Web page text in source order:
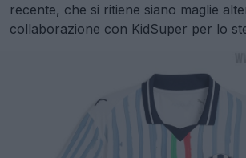
recente, che si ritiene siano maglie
collaborazione con KidSuper per lo